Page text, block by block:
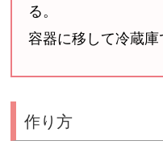
る。
容器に移して冷蔵庫
作り方